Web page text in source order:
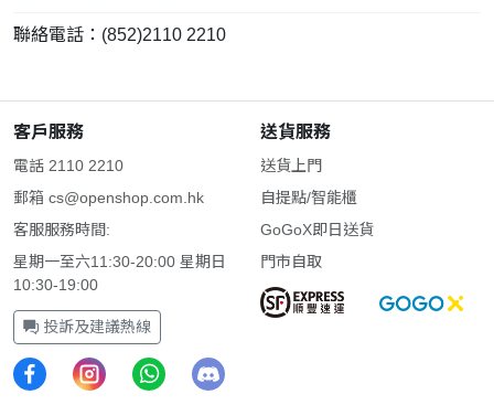
聯絡電話：(852)2110 2210
客戶服務
電話 2110 2210
郵箱 cs@openshop.com.hk
客服服務時間:
星期一至六11:30-20:00 星期日
10:30-19:00
投訴及建議熱線
送貨服務
送貨上門
自提點/智能櫃
GoGoX即日送貨
門市自取